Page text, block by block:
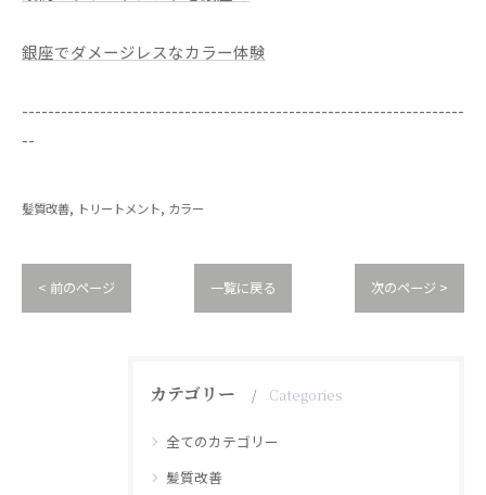
銀座でダメージレスなカラー体験
--------------------------------------------------------------------
--
髪質改善 トリートメント カラー
< 前のページ 一覧に戻る 次のページ >
カテゴリー Categories
全てのカテゴリー
髪質改善